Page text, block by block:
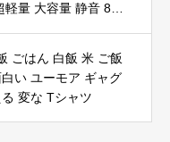
量 大容量 静音 8輪
ごはん 白飯 米 ご飯
い ユーモア ギャグ
変な Tシャツ